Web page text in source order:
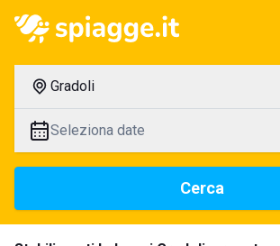
Gradoli
Seleziona date
Cerca